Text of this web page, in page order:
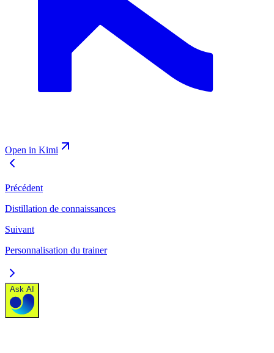
Open in Kimi
Précédent
Distillation de connaissances
Suivant
Personnalisation du trainer
Ask AI